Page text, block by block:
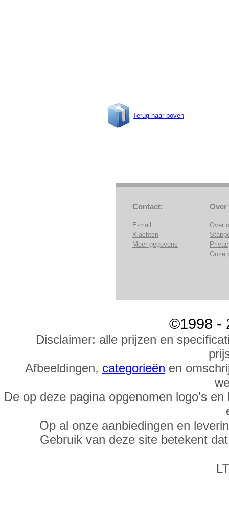
Terug naar boven
Contact:
E-mail
Klachten
Meer gegevens
Over
Over
Onze
©1998 -
Disclaimer: alle prijzen en
Afbeeldingen, categorieën en
De op deze pagina opgenomen logo's
Op al onze aanbiedingen en
Gebruik van deze site betekent